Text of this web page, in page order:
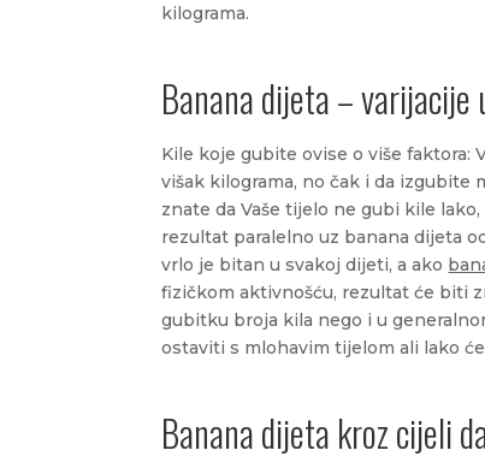
kilograma.
Banana dijeta –
Kile koje gubite ovise o više faktora:
višak kilograma, no čak i da izgubite
znate da Vaše tijelo ne gubi kile
rezultat paralelno uz banana dijeta
vrlo je bitan u svakoj dijeti, a ako
fizičkom aktivnošću, rezultat će biti
gubitku broja kila nego i u
ostaviti s mlohavim tijelom ali lako
Banana dijeta kroz cijeli